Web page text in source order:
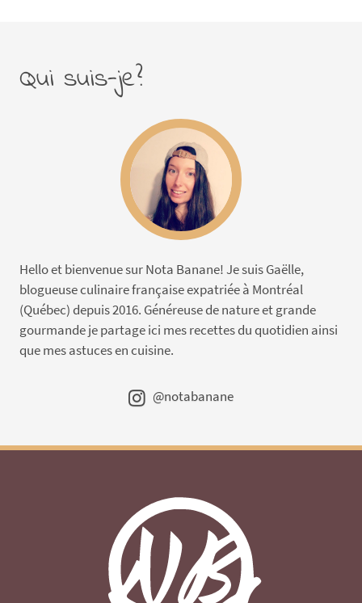
Qui suis-je?
Hello et bienvenue sur Nota Banane! Je suis Gaëlle,
blogueuse culinaire française expatriée à Montréal
(Québec) depuis 2016. Généreuse de nature et grande
gourmande je partage ici mes recettes du quotidien ainsi
que mes astuces en cuisine.
@notabanane